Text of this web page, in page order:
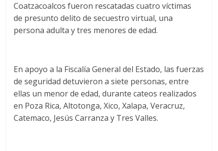
Coatzacoalcos fueron rescatadas cuatro víctimas
de presunto delito de secuestro virtual, una
persona adulta y tres menores de edad.
En apoyo a la Fiscalía General del Estado, las fuerzas
de seguridad detuvieron a siete personas, entre
ellas un menor de edad, durante cateos realizados
en Poza Rica, Altotonga, Xico, Xalapa, Veracruz,
Catemaco, Jesús Carranza y Tres Valles.